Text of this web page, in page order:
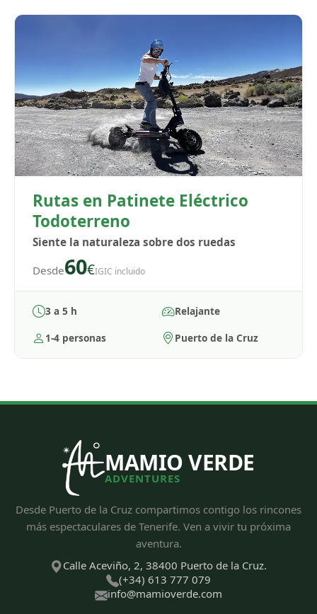
Rutas en Patinete Eléctrico
Todoterreno
Siente la naturaleza sobre dos ruedas
Desde60€IGIC incluido
3 a 5 h
Relajante
1-4 personas
Puerto de la Cruz
MAMIO VERDE
ADVENTURES
Desde Puerto de la Cruz compartimos contigo los rincones
más espectaculares de Tenerife. Ven a vivir tu próxima
aventura.
Calle Aceviño, 2, 38400 Puerto de la Cruz.
(+34) 613 777 079
info@mamioverde.com